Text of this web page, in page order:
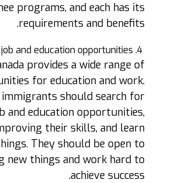
programs, and each has its
requirements and benefits.
and education opportunities:
provides a wide range of
for education and work.
immigrants should search for
and education opportunities,
their skills, and learn
They should be open to
new things and work hard to
achieve success.